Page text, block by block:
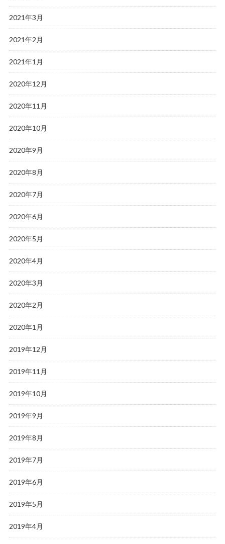
2021年3月
2021年2月
2021年1月
2020年12月
2020年11月
2020年10月
2020年9月
2020年8月
2020年7月
2020年6月
2020年5月
2020年4月
2020年3月
2020年2月
2020年1月
2019年12月
2019年11月
2019年10月
2019年9月
2019年8月
2019年7月
2019年6月
2019年5月
2019年4月